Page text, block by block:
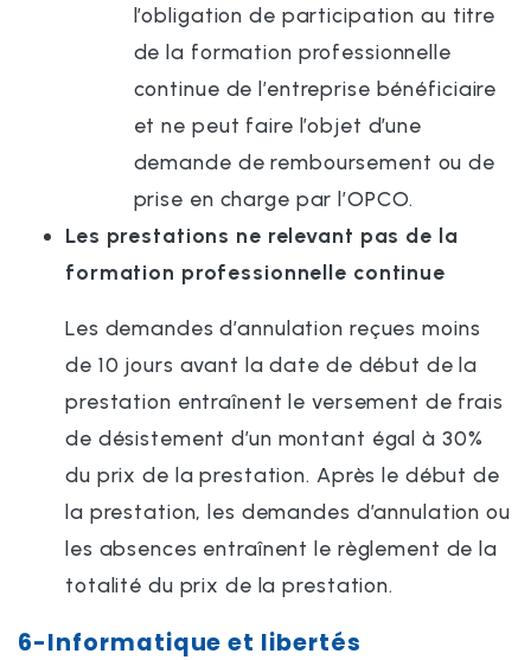
l’obligation de participation au titre
de la formation professionnelle
continue de l’entreprise bénéficiaire
et ne peut faire l’objet d’une
demande de remboursement ou de
prise en charge par l’OPCO.
Les prestations ne relevant pas de la
formation professionnelle continue
Les demandes d’annulation reçues moins
de 10 jours avant la date de début de la
prestation entraînent le versement de frais
de désistement d’un montant égal à 30%
du prix de la prestation. Après le début de
la prestation, les demandes d’annulation ou
les absences entraînent le règlement de la
totalité du prix de la prestation.
6-Informatique et libertés